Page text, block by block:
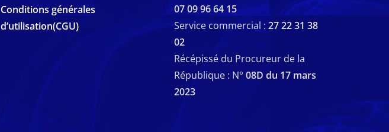
Conditions générales
d’utilisation(CGU)
07 09 96 64 15
Service commercial : 27 22 31 38
02
Récépissé du Procureur de la
République : N° 08D du 17 mars
2023